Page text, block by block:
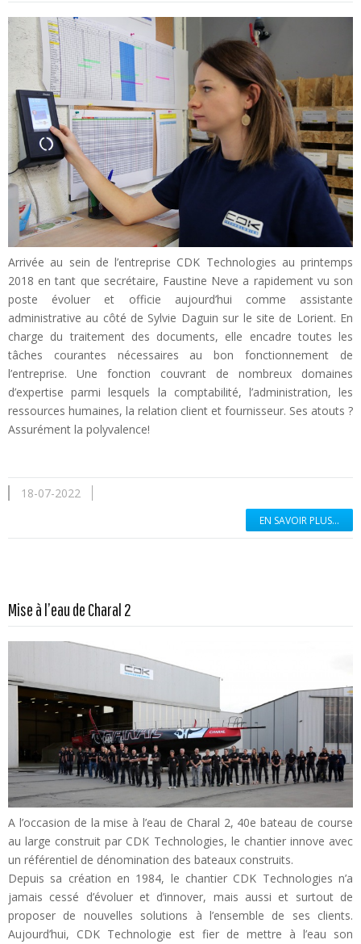
Arrivée au sein de l’entreprise CDK Technologies au printemps
2018 en tant que secrétaire, Faustine Neve a rapidement vu son
poste évoluer et officie aujourd’hui comme assistante
administrative au côté de Sylvie Daguin sur le site de Lorient. En
charge du traitement des documents, elle encadre toutes les
tâches courantes nécessaires au bon fonctionnement de
l’entreprise. Une fonction couvrant de nombreux domaines
d’expertise parmi lesquels la comptabilité, l’administration, les
ressources humaines, la relation client et fournisseur. Ses atouts ?
Assurément la polyvalence!
18-07-2022
EN SAVOIR PLUS...
Mise à l’eau de Charal 2
A l’occasion de la mise à l’eau de Charal 2, 40e bateau de course
au large construit par CDK Technologies, le chantier innove avec
un référentiel de dénomination des bateaux construits.
Depuis sa création en 1984, le chantier CDK Technologies n’a
jamais cessé d’évoluer et d’innover, mais aussi et surtout de
proposer de nouvelles solutions à l’ensemble de ses clients.
Aujourd’hui, CDK Technologie est fier de mettre à l’eau son